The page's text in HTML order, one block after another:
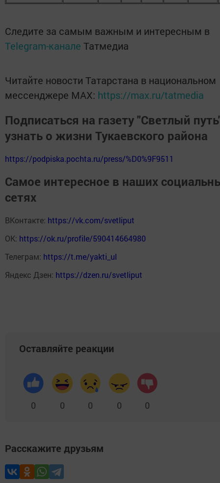
Следите за самым важным и интересным в
Telegram-канале Татмедиа
Читайте новости Татарстана в национальном
мессенджере MАХ: https://max.ru/tatmedia
Подписаться на газету "Светлый
узнать о жизни Тукаевского района
https://podpiska.pochta.ru/press/%D0%9F9511
Самое интересное в наших
сетях
ВКонтакте: https://vk.com/svetliput
ОК: https://ok.ru/profile/590414664980
Телеграм: https://t.me/yakti_ul
Яндекс Дзен: https://dzen.ru/svetliput
Оставляйте реакции
0 0 0 0 0
Расскажите друзьям